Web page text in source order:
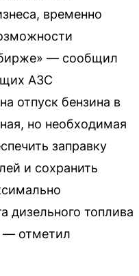
временно
бирже» — сообщил
АЗС
отпуск бензина в
но необходимая
заправку
и сохранить
дизельного топлива
— отметил